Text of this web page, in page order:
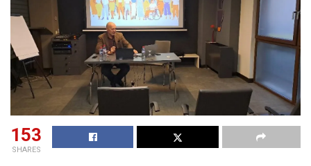
153
SHARES